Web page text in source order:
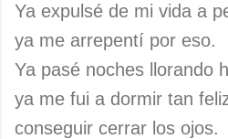
Ya expulsé de mi vida a
ya me arrepentí por eso.
Ya pasé noches llorando
ya me fui a dormir tan
conseguir cerrar los ojos.